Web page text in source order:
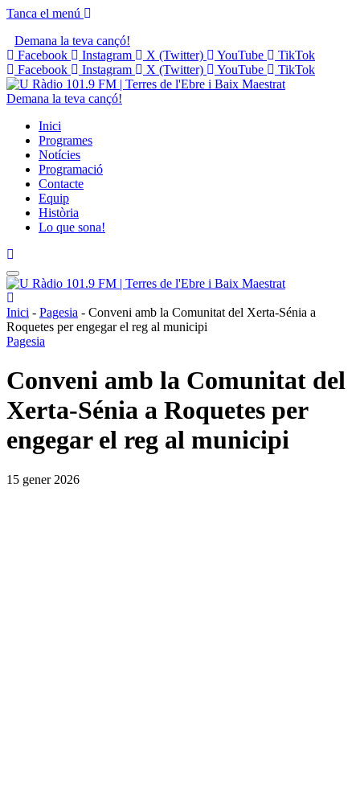
Tanca el menú
Demana la teva cançó!
Facebook
Instagram X (Twitter) YouTube
TikTok
Facebook
Instagram X (Twitter) YouTube TikTok
Demana la teva cançó!
Inici
Programes
Notícies
Programació
Contacte
Equip
Història
Lo que sona!
Inici - Pagesia - Conveni amb la Comunitat del Xerta-Sénia a
Roquetes per engegar el reg al municipi
Pagesia
Conveni amb la Comunitat del
Xerta-Sénia a Roquetes per
engegar el reg al municipi
15 gener 2026